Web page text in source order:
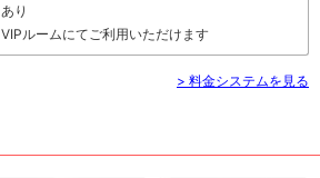
あり
VIPルームにてご利用いただけます
> 料金システムを見る